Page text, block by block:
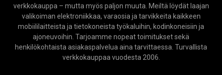
verkkokauppa – mutta myös paljon muuta. Meiltä löydät laajan
valikoiman elektroniikkaa, varaosia ja tarvikkeita kaikkeen
mobiililaitteista ja tietokoneista työkaluihin, kodinkoneisiin ja
ajoneuvoihin. Tarjoamme nopeat toimitukset sekä
henkilökohtaista asiakaspalvelua aina tarvittaessa. Turvallista
verkkokauppaa vuodesta 2006.